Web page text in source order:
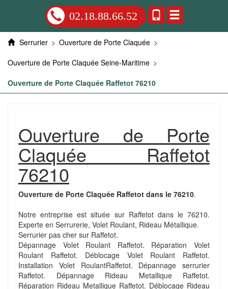
02.18.88.66.52
Serrurier > Ouverture de Porte Claquée >
Ouverture de Porte Claquée Seine-Maritime >
Ouverture de Porte Claquée Raffetot 76210
Ouverture de Porte
Claquée Raffetot
76210
Ouverture de Porte Claquée Raffetot dans le 76210.
Notre entreprise est située sur Raffetot dans le 76210.
Experte en Serrurerie, Volet Roulant, Rideau Métallique.
Serrurier pas cher sur Raffetot.
Dépannage Volet Roulant Raffetot. Réparation Volet
Roulant Raffetot. Déblocage Volet Roulant Raffetot.
Installation Volet RoulantRaffetot. Dépannage serrurier
Raffetot. Dépannage Rideau Metallique Raffetot.
Réparation Rideau Metallique Raffetot. Déblocage Rideau